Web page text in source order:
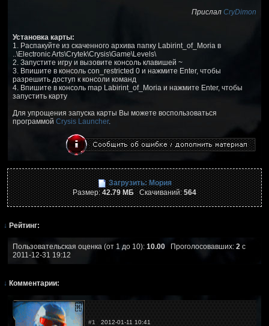
Прислал CryDimon
Установка карты:
1. Распакуйте из скаченного архива папку Labirint_of_Moria в
..\Electronic Arts\Crytek\Crysis\Game\Levels\
2. Запустите игру и вызовите консоль клавишей ~
3. Впишите в консоль con_restricted 0 и нажмите Enter, чтобы
разрешить доступ к консоли команд
4. Впишите в консоль map Labirint_of_Moria и нажмите Enter, чтобы
запустить карту
Для упрощения запуска карты Вы можете воспользоваться
программой Crysis Launcher.
Загрузить: Мория
Размер:42.79 МБСкачиваний:564
↓ Рейтинг:
Пользовательская оценка (от 1 до 10): 10.00 Проголосовавших: 2 с
2011-12-31 19:12
↓ Комментарии:
#1 2012-01-11 10:41